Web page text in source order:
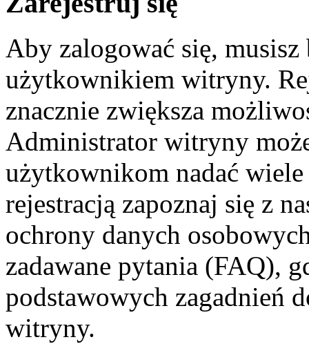
Aby zalogować się,
użytkownikiem witryny.
znacznie zwiększa
Administrator witryny
użytkownikom nadać
rejestracją zapoznaj się z
ochrony danych
zadawane pytania (FAQ),
podstawowych zagadnień
witryny.